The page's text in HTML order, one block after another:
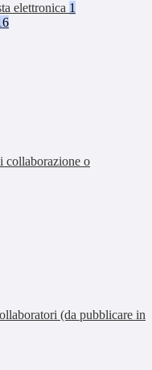
elettronica 1
collaborazione o
(da pubblicare in